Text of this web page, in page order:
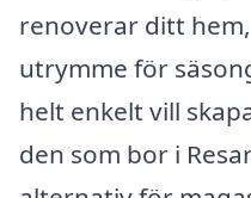
renoverar ditt
utrymme för
helt enkelt vill
den som bor i